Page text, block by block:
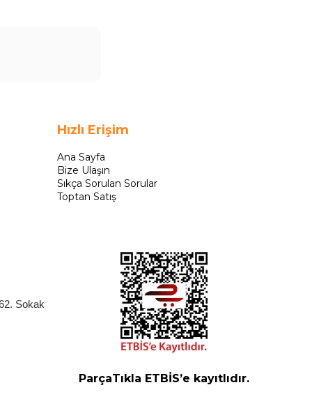
Sokak
Hızlı Erişim
Ana Sayfa
Bize Ulaşın
Sıkça Sorulan Sorular
Toptan Satış
ParçaTıkla ETBİS’e kayıtlıdır.